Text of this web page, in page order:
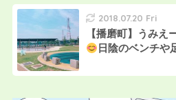
2018.07.20 Fri
【播磨町】うみえ
日陰のベンチ